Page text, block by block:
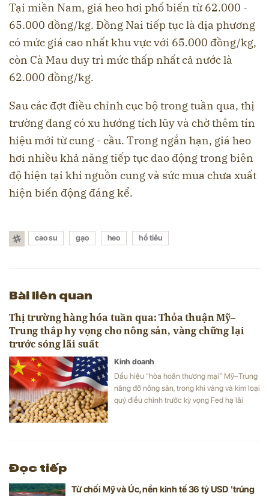
Tại miền Nam, giá heo hơi phổ biến từ 62.000 -
65.000 đồng/kg. Đồng Nai tiếp tục là địa phương
có mức giá cao nhất khu vực với 65.000 đồng/kg,
còn Cà Mau duy trì mức thấp nhất cả nước là
62.000 đồng/kg.
Sau các đợt điều chỉnh cục bộ trong tuần qua, thị
trường đang có xu hướng tích lũy và chờ thêm tín
hiệu mới từ cung - cầu. Trong ngắn hạn, giá heo
hơi nhiều khả năng tiếp tục dao động trong biên
độ hiện tại khi nguồn cung và sức mua chưa xuất
hiện biến động đáng kể.
cao su gạo heo hồ tiêu
Bài liên quan
Thị trường hàng hóa tuần qua: Thỏa thuận Mỹ–
Trung thắp hy vọng cho nông sản, vàng chững lại
trước sóng lãi suất
Kinh doanh
Dấu hiệu “hòa hoãn thương mại” Mỹ–Trung
nâng đỡ nông sản, trong khi vàng và kim loại
quý điều chỉnh trước kỳ vọng Fed hạ lãi
Đọc tiếp
Từ chối Mỹ và Úc, nền kinh tế 36 tỷ USD 'trúng